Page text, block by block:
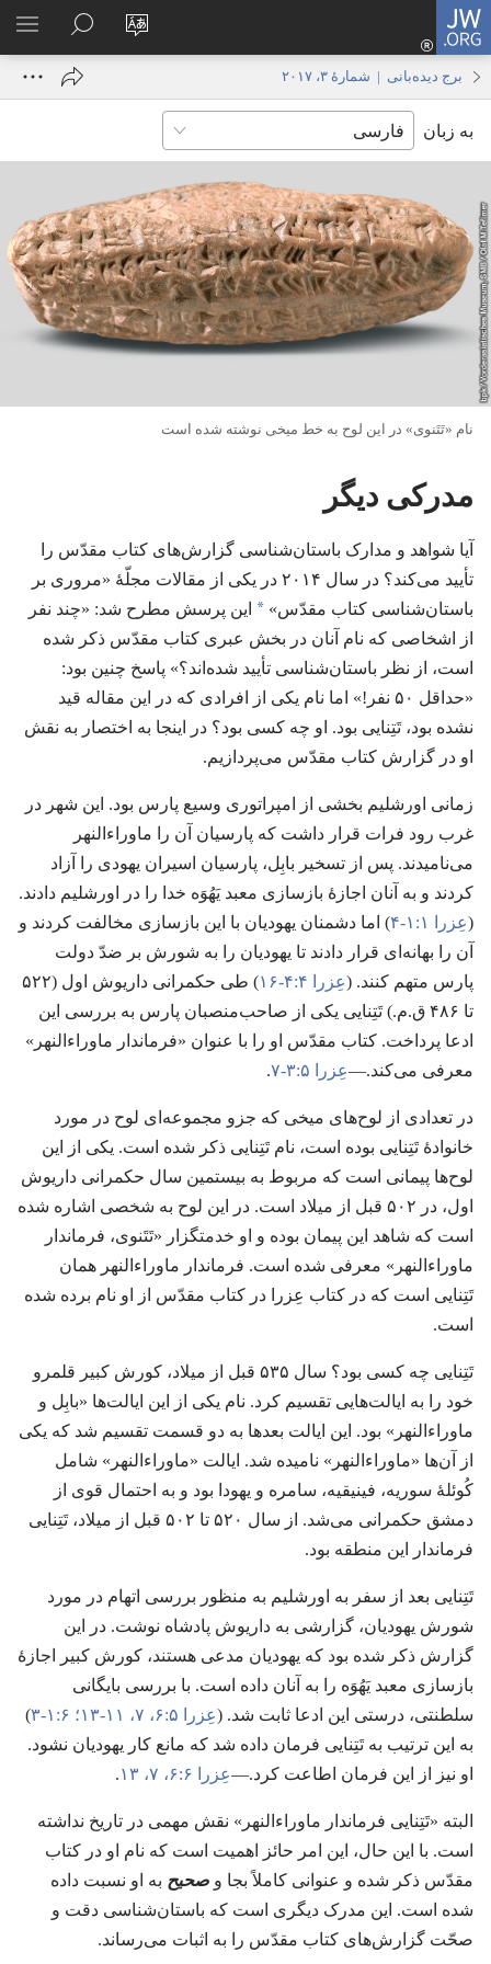
JW.ORG
زبان
را
دهید
ورود
باز
JW.ORG
جستجو
برج دیده‌بانی | شمارهٔ ۳، ۲۰۱۷
به زبان
نام «تَتَنوی» در این لوح به خط میخی نوشته شده است
مدرکی دیگر
آیا شواهد و مدارک باستان‌شناسی گزارش‌های کتاب مقدّس را
تأیید می‌کند؟‏ در سال ۲۰۱۴ در یکی از مقالات مجلّهٔ «مروری بر
باستان‌شناسی کتاب مقدّس»‏ * این پرسش مطرح شد:‏ «چند نفر
از اشخاصی که نام آنان در بخش عبری کتاب مقدّس ذکر شده
است،‏ از نظر باستان‌شناسی تأیید شده‌اند؟‏» پاسخ چنین بود:‏
«حداقل ۵۰ نفر!‏» اما نام یکی از افرادی که در این مقاله قید
نشده بود،‏ تَتِنایی بود.‏ او چه کسی بود؟‏ در اینجا به اختصار به نقش
او در گزارش کتاب مقدّس می‌پردازیم.‏
زمانی اورشلیم بخشی از امپراتوری وسیع پارس بود.‏ این شهر در
غرب رود فرات قرار داشت که پارسیان آن را ماوراءالنهر
می‌نامیدند.‏ پس از تسخیر بابِل،‏ پارسیان اسیران یهودی را آزاد
کردند و به آنان اجازهٔ بازسازی معبد یَهُوَه خدا را در اورشلیم دادند.‏
(‏عِزرا ۱:‏۱-‏۴
‏)‏ اما دشمنان یهودیان با این بازسازی مخالفت کردند و
آن را بهانه‌ای قرار دادند تا یهودیان را به شورش بر ضدّ دولت
پارس متهم کنند.‏ (‏عِزرا ۴:‏۴-‏۱۶
‏)‏ طی حکمرانی داریوش اول (‏۵۲۲
تا ۴۸۶ ق.‏م.‏)‏ تَتِنایی یکی از صاحب‌منصبان پارس به بررسی این
ادعا پرداخت.‏ کتاب مقدّس او را با عنوان «فرماندار ماوراءالنهر»
معرفی می‌کند.‏—‏عِزرا ۵:‏۳-‏۷ ‏.‏
در تعدادی از لوح‌های میخی که جزو مجموعه‌ای لوح در مورد
خانوادهٔ تَتِنایی بوده است،‏ نام تَتِنایی ذکر شده است.‏ یکی از این
لوح‌ها پیمانی است که مربوط به بیستمین سال حکمرانی داریوش
اول،‏ در ۵۰۲ قبل از میلاد است.‏ در این لوح به شخصی اشاره شده
است که شاهد این پیمان بوده و او خدمتگزار «تَتَنوی،‏ فرماندار
ماوراءالنهر» معرفی شده است.‏ فرماندار ماوراءالنهر همان
تَتِنایی است که در کتاب عِزرا در کتاب مقدّس از او نام برده شده
است.‏
تَتِنایی چه کسی بود؟‏ سال ۵۳۵ قبل از میلاد،‏ کورش کبیر قلمرو
خود را به ایالت‌هایی تقسیم کرد.‏ نام یکی از این ایالت‌ها «بابِل و
ماوراءالنهر» بود.‏ این ایالت بعدها به دو قسمت تقسیم شد که یکی
از آن‌ها «ماوراءالنهر» نامیده شد.‏ ایالت «ماوراءالنهر» شامل
کُوئلهٔ سوریه،‏ فینیقیه،‏ سامره و یهودا بود و به احتمال قوی از
دمشق حکمرانی می‌شد.‏ از سال ۵۲۰ تا ۵۰۲ قبل از میلاد،‏ تَتِنایی
فرماندار این منطقه بود.‏
تَتِنایی بعد از سفر به اورشلیم به منظور بررسی اتهام در مورد
شورش یهودیان،‏ گزارشی به داریوش پادشاه نوشت.‏ در این
گزارش ذکر شده بود که یهودیان مدعی هستند،‏ کورش کبیر اجازهٔ
بازسازی معبد یَهُوَه را به آنان داده است.‏ با بررسی بایگانی
سلطنتی،‏ درستی این ادعا ثابت شد.‏ (‏عِزرا ۵:‏۶،‏ ۷،‏
‏)‏
به این ترتیب به تَتِنایی فرمان داده شد که مانع کار یهودیان نشود.‏
او نیز از این فرمان اطاعت کرد.‏—‏عِزرا ۶:‏۶،‏ ۷،‏ ‏.‏
البته «تَتِنایی فرماندار ماوراءالنهر» نقش مهمی در تاریخ نداشته
است.‏ با این حال،‏ این امر حائز اهمیت است که نام او در کتاب
مقدّس ذکر شده و عنوانی کاملاً بجا و صحیح به او نسبت داده
شده است.‏ این مدرک دیگری است که باستان‌شناسی دقت و
صحّت گزارش‌های کتاب مقدّس را به اثبات می‌رساند.‏